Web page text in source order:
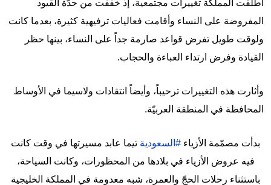
أطلقت المملكة تغييرات مجتمعية، إذ خففت من حدّة القيود
المفروضة على النساء وأقامت فعاليات ترفيهية كثيرة، بعدما كانت
ولوقت طويل تفرض قواعد صارمة جداً على النساء، بينها حظر
القيادة وفرض ارتداء العباءة والحجاب.
وأثارت هذه التغييرات ترحيباً، وأيضاً انتقادات ولاسيما في الأوساط
المحافظة في المنطقة العربيّة.
بدأت مصمّمة الأزياء #السعودية تيما عابد مسيرتها في وقت كانت
فيه عروض الأزياء في بلادها من المحظورات، وكانت السياحة،
باستثناء رحلات الحجّ والعمرة، شبه معدومة في المملكة الخليجية